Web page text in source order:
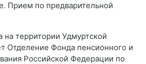
Прием по предварительной
на территории Удмуртской
Отделение Фонда пенсионного и
Российской Федерации по